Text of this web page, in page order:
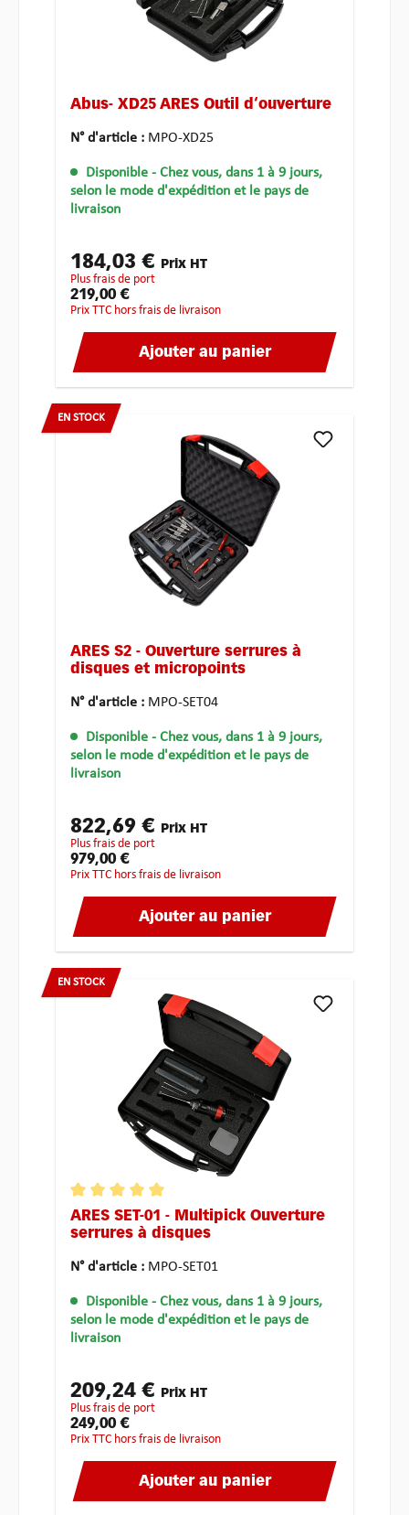
Abus- XD25 ARES Outil d‘ouverture
N° d'article : MPO-XD25
Disponible - Chez vous, dans 1 à 9 jours,
selon le mode d'expédition et le pays de
livraison
184,03 € Prix HT
plus frais de port
219,00 €
Prix TTC hors frais de livraison
Ajouter au panier
EN STOCK
ARES S2 - Ouverture serrures à
disques et micropoints
N° d'article : MPO-SET04
Disponible - Chez vous, dans 1 à 9 jours,
selon le mode d'expédition et le pays de
livraison
822,69 € Prix HT
plus frais de port
979,00 €
Prix TTC hors frais de livraison
Ajouter au panier
EN STOCK
Note moyenne de 5 sur 5 étoiles
ARES SET-01 - Multipick Ouverture
serrures à disques
N° d'article : MPO-SET01
Disponible - Chez vous, dans 1 à 9 jours,
selon le mode d'expédition et le pays de
livraison
209,24 € Prix HT
plus frais de port
249,00 €
Prix TTC hors frais de livraison
Ajouter au panier